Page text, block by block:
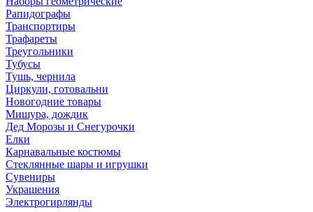
Рапидографы
Транспортиры
Трафареты
Треугольники
Тубусы
Тушь, чернила
Циркули, готовальни
Новогодние товары
Мишура, дождик
Дед Морозы и Снегурочки
Елки
Карнавальные костюмы
Стеклянные шары и игрушки
Сувениры
Украшения
Электрогирлянды